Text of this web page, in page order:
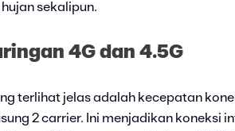
sekalipun.
4G dan 4.5G
terlihat jelas adalah kecepatan
2 carrier. Ini menjadikan koneksi